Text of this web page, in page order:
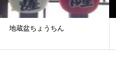
地蔵盆ちょうちん